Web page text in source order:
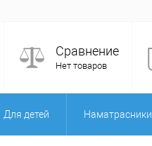
Сравнение
Нет товаров
Для детей Наматрасники